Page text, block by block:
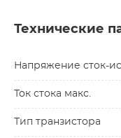
Технические
Напряжение сток-
Ток стока макс.
Тип транзистора